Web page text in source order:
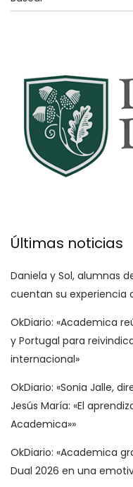
Últimas noticias
Daniela y Sol, alumnas
cuentan su experiencia
OkDiario: «Academica
y Portugal para
internacional»
OkDiario: «Sonia Jalle,
Jesús María: «El
Academica»»
OkDiario: «Academica
Dual 2026 en una